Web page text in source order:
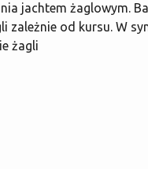
jachtem żaglowym.
od kursu. W
żagli